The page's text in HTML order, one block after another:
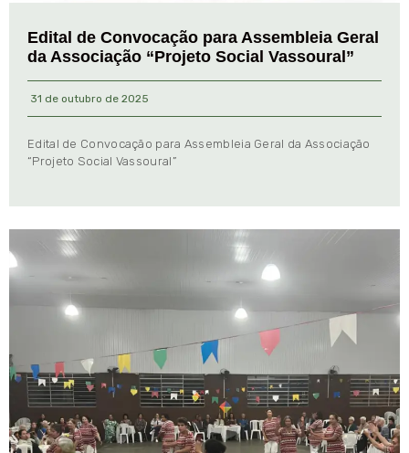
Edital de Convocação para Assembleia Geral
da Associação “Projeto Social Vassoural”
31 de outubro de 2025
Edital de Convocação para Assembleia Geral da Associação
“Projeto Social Vassoural”